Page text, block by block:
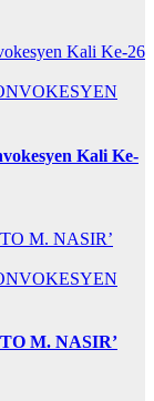
Kali Ke-
M. NASIR’